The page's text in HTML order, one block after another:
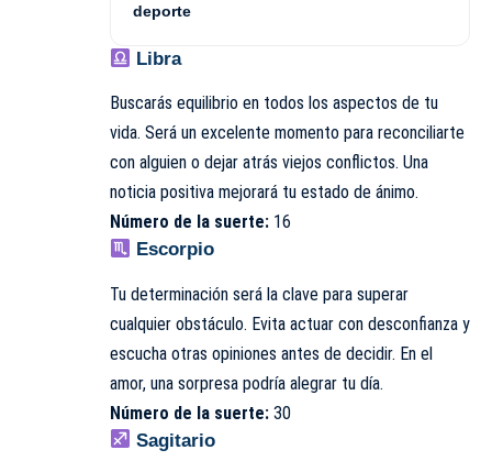
deporte
Libra
Buscarás equilibrio en todos los aspectos de tu
vida. Será un excelente momento para reconciliarte
con alguien o dejar atrás viejos conflictos. Una
noticia positiva mejorará tu estado de ánimo.
Número de la suerte: 16
Escorpio
Tu determinación será la clave para superar
cualquier obstáculo. Evita actuar con desconfianza y
escucha otras opiniones antes de decidir. En el
amor, una sorpresa podría alegrar tu día.
Número de la suerte: 30
Sagitario